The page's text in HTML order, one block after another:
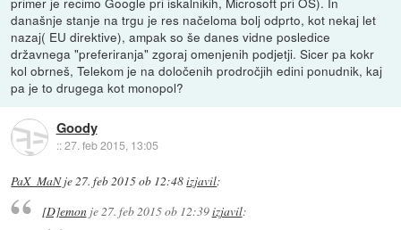
današnje stanje na trgu je res načeloma bolj odprto, kot nekaj let
nazaj( EU direktive), ampak so še danes vidne posledice
državnega "preferiranja" zgoraj omenjenih podjetji. Sicer pa kokr
kol obrneš, Telekom je na določenih prodročjih edini ponudnik, kaj
pa je to drugega kot monopol?
Goody
::27. feb 2015, 13:05
PaX_MaNje27. feb 2015 ob 12:48izjavil:
[D]emonje 27. feb 2015 ob 12:39izjavil: